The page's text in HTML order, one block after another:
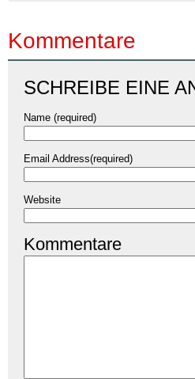
Kommentare
SCHREIBE EINE
Name (required)
Email Address(required)
Website
Kommentare